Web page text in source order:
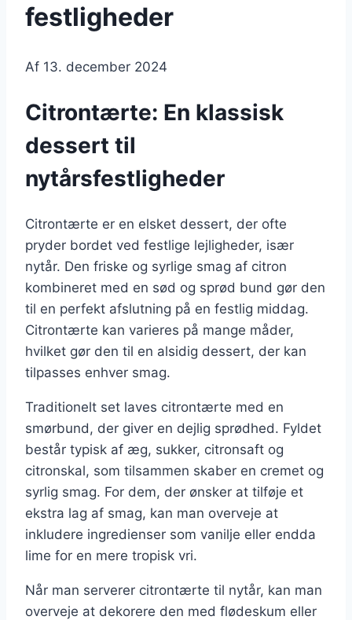
festligheder
Af 13. december 2024
Citrontærte: En klassisk
dessert til
nytårsfestligheder
Citrontærte er en elsket dessert, der ofte
pryder bordet ved festlige lejligheder, især
nytår. Den friske og syrlige smag af citron
kombineret med en sød og sprød bund gør den
til en perfekt afslutning på en festlig middag.
Citrontærte kan varieres på mange måder,
hvilket gør den til en alsidig dessert, der kan
tilpasses enhver smag.
Traditionelt set laves citrontærte med en
smørbund, der giver en dejlig sprødhed. Fyldet
består typisk af æg, sukker, citronsaft og
citronskal, som tilsammen skaber en cremet og
syrlig smag. For dem, der ønsker at tilføje et
ekstra lag af smag, kan man overveje at
inkludere ingredienser som vanilje eller endda
lime for en mere tropisk vri.
Når man serverer citrontærte til nytår, kan man
overveje at dekorere den med flødeskum eller